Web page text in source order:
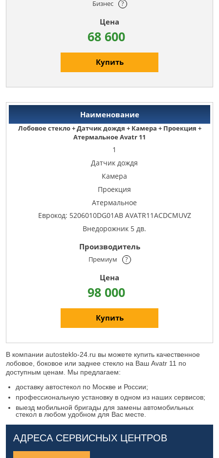
Бизнес ?
68 600
Купить
Лобовое стекло + Датчик дождя + Камера + Проекция +
Атермальное Avatr 11
1
Датчик дождя
Камера
Проекция
Атермальное
Еврокод: 5206010DG01AB AVATR11ACDCMUVZ
Внедорожник 5 дв.
Премиум ?
98 000
Купить
В компании autosteklo-24.ru вы можете купить качественное
лобовое, боковое или заднее стекло на Ваш Avatr 11 по
доступным ценам. Мы предлагаем:
доставку автостекол по Москве и России;
профессиональную установку в одном из наших сервисов;
выезд мобильной бригады для замены автомобильных
стекол в любом удобном для Вас месте.
АДРЕСА СЕРВИСНЫХ ЦЕНТРОВ